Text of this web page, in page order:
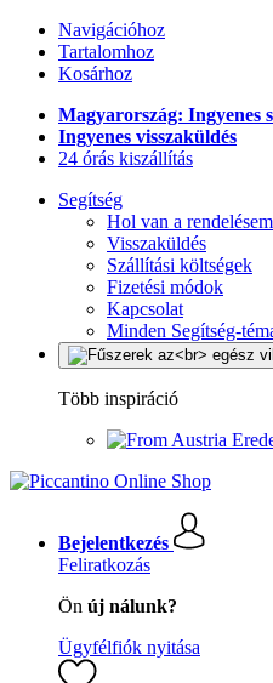
Navigációhoz
Tartalomhoz
Kosárhoz
Magyarország: Ingyenes
Ingyenes visszaküldés
24 órás kiszállítás
Segítség
Hol van a
Visszaküldés
Szállítási költségek
Fizetési módok
Kapcsolat
Minden Segítség-
Több inspiráció
Bejelentkezés
Feliratkozás
Ön új nálunk?
Ügyfélfiók nyitása